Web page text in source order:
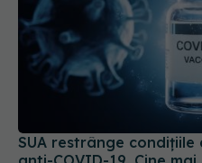
SUA restrânge condiţiile
anti-COVID-19. Cine
21 mai 2025, 09:40